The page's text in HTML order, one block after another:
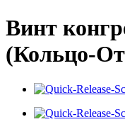
Винт
(Кольцо-